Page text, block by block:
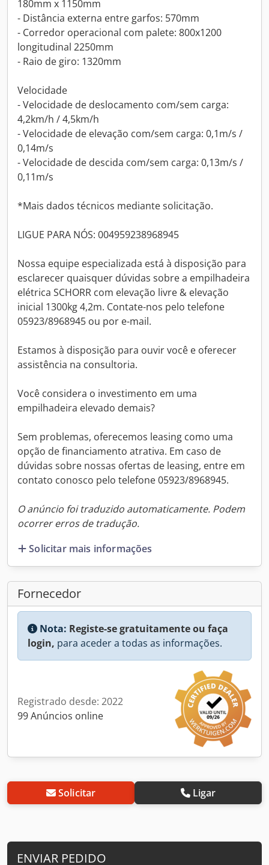
180mm x 1150mm
- Distância externa entre garfos: 570mm
- Corredor operacional com palete: 800x1200
longitudinal 2250mm
- Raio de giro: 1320mm
Velocidade
- Velocidade de deslocamento com/sem carga:
4,2km/h / 4,5km/h
- Velocidade de elevação com/sem carga: 0,1m/s /
0,14m/s
- Velocidade de descida com/sem carga: 0,13m/s /
0,11m/s
*Mais dados técnicos mediante solicitação.
LIGUE PARA NÓS: 004959238968945
Nossa equipe especializada está à disposição para
esclarecer quaisquer dúvidas sobre a empilhadeira
elétrica SCHORR com elevação livre & elevação
inicial 1300kg 4,2m. Contate-nos pelo telefone
05923/8968945 ou por e-mail.
Estamos à disposição para ouvir você e oferecer
assistência na consultoria.
Você considera o investimento em uma
empilhadeira elevado demais?
Sem problemas, oferecemos leasing como uma
opção de financiamento atrativa. Em caso de
dúvidas sobre nossas ofertas de leasing, entre em
contato conosco pelo telefone 05923/8968945.
O anúncio foi traduzido automaticamente. Podem
ocorrer erros de tradução.
Solicitar mais informações
Fornecedor
Nota: Registe-se gratuitamente ou faça
login, para aceder a todas as informações.
Registrado desde: 2022
99 Anúncios online
Solicitar Ligar
ENVIAR PEDIDO